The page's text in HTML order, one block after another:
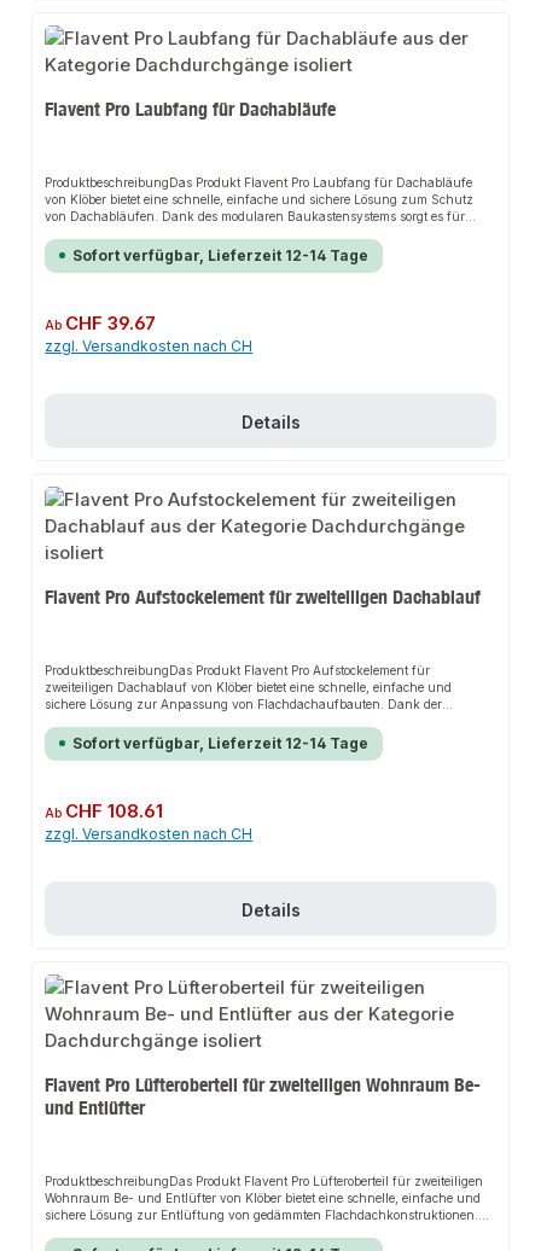
Flavent Pro Laubfang für Dachabläufe
ProduktbeschreibungDas Produkt Flavent Pro Laubfang für Dachabläufe
von Klöber bietet eine schnelle, einfache und sichere Lösung zum Schutz
von Dachabläufen. Dank des modularen Baukastensystems sorgt es für
Das durchdachte Design und die einfache Handhabung machen dieses
Produkt zu einer zuverlässigen Wahl für jede
EinlaufgeometrieAnwendungsbereicheSenkrechte und abgewinkelte
DachabläufeNotüberlaufstutzenProduktdatenSchutz vor Laub und
FremdkörpernUniversell einsetzbarIn unserem Sortiment finden Sie auch
Sofort verfügbar, Lieferzeit 12-14 Tage
Regulärer Preis:
Ab CHF 39.67
zzgl. Versandkosten nach CH
Details
Flavent Pro Aufstockelement für zweiteiligen Dachablauf
ProduktbeschreibungDas Produkt Flavent Pro Aufstockelement für
zweiteiligen Dachablauf von Klöber bietet eine schnelle, einfache und
sichere Lösung zur Anpassung von Flachdachaufbauten. Dank der
an verschiedene Dämmstoffhöhen an. Das robuste Design und die
universelle Einsetzbarkeit machen dieses Produkt zu einer zuverlässigen
DesignAnwendungsbereicheGedämmte
FlachdächerBitumenbahnenKunststoffbahnenProduktdatenPassend für alle
senkrechten Flavent Pro DachabläufeIndividuell anpassbarIn unserem
Sofort verfügbar, Lieferzeit 12-14 Tage
Regulärer Preis:
Ab CHF 108.61
zzgl. Versandkosten nach CH
Details
Flavent Pro Lüfteroberteil für zweiteiligen Wohnraum Be-
und Entlüfter
ProduktbeschreibungDas Produkt Flavent Pro Lüfteroberteil für zweiteiligen
Wohnraum Be- und Entlüfter von Klöber bietet eine schnelle, einfache und
sichere Lösung zur Entlüftung von gedämmten Flachdachkonstruktionen.